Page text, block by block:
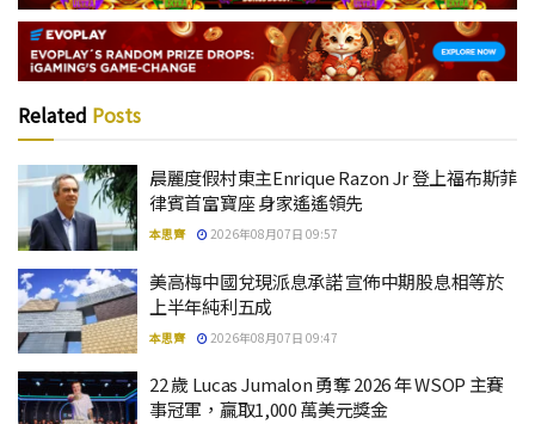
Related Posts
晨麗度假村東主Enrique Razon Jr 登上福布斯菲
律賓首富寶座 身家遙遙領先
本思齊 2026年08月07日 09:57
美高梅中國兌現派息承諾 宣佈中期股息相等於
上半年純利五成
本思齊 2026年08月07日 09:47
22 歲 Lucas Jumalon 勇奪 2026 年 WSOP 主賽
事冠軍，贏取1,000 萬美元獎金